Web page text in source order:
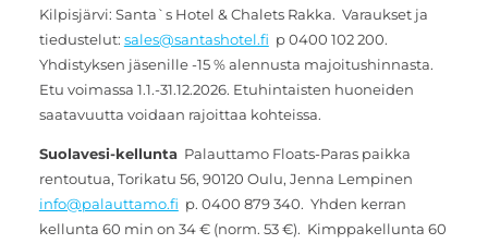
Kilpisjärvi: Santa`s Hotel & Chalets Rakka. Varaukset ja
tiedustelut: sales@santashotel.fi p 0400 102 200.
Yhdistyksen jäsenille -15 % alennusta majoitushinnasta.
Etu voimassa 1.1.-31.12.2026. Etuhintaisten huoneiden
saatavuutta voidaan rajoittaa kohteissa.
Suolavesi-kelluntaPalauttamo Floats-Paras paikka
rentoutua, Torikatu 56, 90120 Oulu, Jenna Lempinen
info@palauttamo.fi p. 0400 879 340. Yhden kerran
kellunta 60 min on 34 € (norm. 53 €). Kimppakellunta 60